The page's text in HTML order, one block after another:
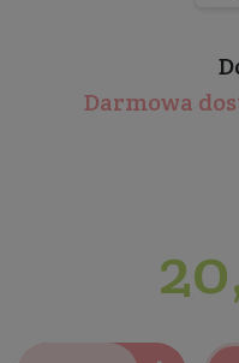
Darmowa